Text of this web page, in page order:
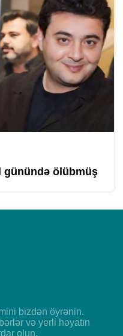
günündə ölübmüş
bizdən öyrənin.
və yerli həyatın
olun.